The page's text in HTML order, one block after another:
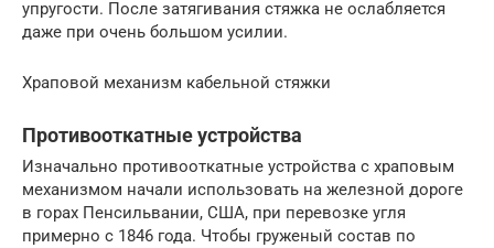
упругости. После затягивания стяжка не ослабляется
даже при очень большом усилии.
Храповой механизм кабельной стяжки
Противооткатные устройства
Изначально противооткатные устройства с храповым
механизмом начали использовать на железной дороге
в горах Пенсильвании, США, при перевозке угля
примерно с 1846 года. Чтобы груженый состав по